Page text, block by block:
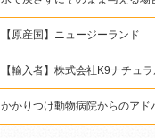
【原産国】ニュージーランド
【輸入者】株式会社K9ナチュ
かかりつけ動物病院からのアド